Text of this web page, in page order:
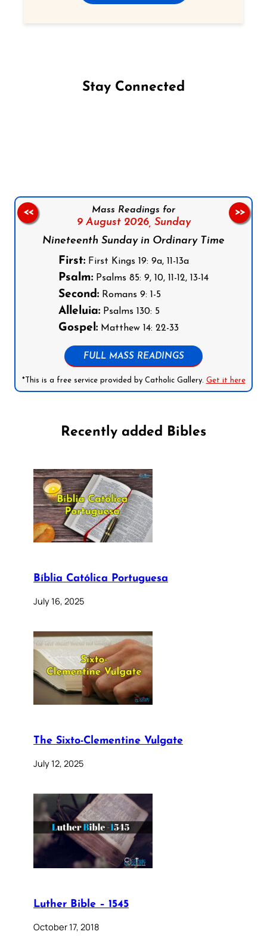
Stay Connected
Mass Readings for
9 August 2026, Sunday
Nineteenth Sunday in Ordinary Time
First: First Kings 19: 9a, 11-13a
Psalm: Psalms 85: 9, 10, 11-12, 13-14
Second: Romans 9: 1-5
Alleluia: Psalms 130: 5
Gospel: Matthew 14: 22-33
FULL MASS READINGS
*This is a free service provided by Catholic Gallery. Get it here
<< >>
Recently added Bibles
Bíblia Católica Portuguesa
July 16, 2025
The Sixto-Clementine Vulgate
July 12, 2025
Luther Bible – 1545
October 17, 2018